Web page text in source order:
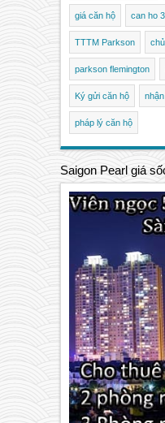
giá căn hộ can ho
TTTM Parkson
parkson flemington
Ký gửi căn hộ
pháp lý căn hộ
Saigon Pearl giá